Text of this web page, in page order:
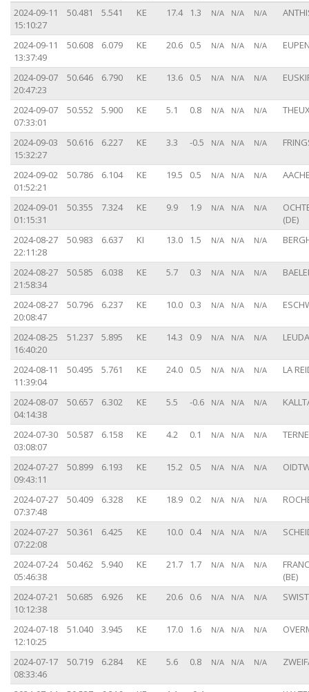
2024-09-11
15:10:27
50.481 5.541 KE 17.4 1.3 N/A N/A N/A
2024-09-11
13:37:49
50.608 6.079 KE 20.6 0.5 N/A N/A N/A
2024-09-07
20:47:23
50.646 6.790 KE 13.6 0.5 N/A N/A N/A
2024-09-07
07:33:01
50.552 5.900 KE 5.1 0.8 N/A N/A N/A
2024-09-03
15:32:27
50.616 6.227 KE 3.3 -0.5 N/A N/A N/A
2024-09-02
01:52:21
50.786 6.104 KE 19.5 0.5 N/A N/A N/A
2024-09-01
01:15:31
50.355 7.324 KE 9.9 1.9 N/A N/A N/A
(DE)
2024-08-27
22:11:28
50.983 6.637 KI 13.0 1.5 N/A N/A N/A
2024-08-27
21:58:34
50.585 6.038 KE 5.7 0.3 N/A N/A N/A
2024-08-27
20:08:47
50.796 6.237 KE 10.0 0.3 N/A N/A N/A
2024-08-25
16:40:20
51.237 5.895 KE 14.3 0.9 N/A N/A N/A
2024-08-11
11:39:04
50.495 5.761 KE 24.0 0.5 N/A N/A N/A LA
2024-08-07
04:14:38
50.657 6.302 KE 5.5 -0.6 N/A N/A N/A
2024-07-30
03:08:07
50.587 6.158 KE 4.2 0.1 N/A N/A N/A
2024-07-27
09:43:11
50.899 6.193 KE 15.2 0.5 N/A N/A N/A
2024-07-27
07:37:48
50.409 6.328 KE 18.9 0.2 N/A N/A N/A
2024-07-27
07:22:08
50.361 6.425 KE 10.0 0.4 N/A N/A N/A
2024-07-24
05:46:38
50.462 5.940 KE 21.7 1.7 N/A N/A N/A
(BE)
2024-07-21
10:12:38
50.685 6.926 KE 20.6 0.6 N/A N/A N/A
2024-07-18
12:10:25
51.040 3.945 KE 17.0 1.6 N/A N/A N/A
2024-07-17
08:33:46
50.719 6.284 KE 5.6 0.8 N/A N/A N/A